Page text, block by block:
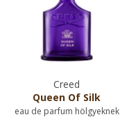
Creed
Queen Of Silk
eau de parfum hölgyeknek